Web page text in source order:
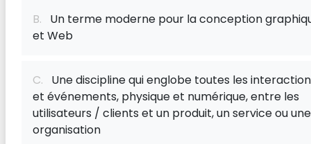
B. Un terme moderne pour la conception
et Web
C. Une discipline qui englobe toutes les
et événements, physique et numérique, entre les
utilisateurs / clients et un produit, un service ou une
organisation